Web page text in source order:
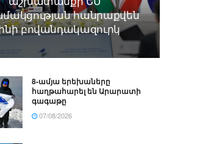
հանրաքվեն
բովանդակազուրկ
8-ամյա երեխաները
հաղթահարել են Արարատի
գագաթը
07/08/2026